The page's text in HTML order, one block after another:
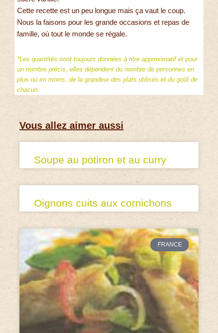
Cette recette est un peu longue mais ça vaut le coup.
Nous la faisons pour les grande occasions et repas de
famille, où tout le monde se régale.
*Les quantités sont toujours données à titre approximatif et pour
un nombre précis, elles dépendent du nombre de personnes en
plus ou en moins, de la grandeur des plats utilisés et du goût de
chacun.
Vous allez aimer aussi
Soupe au potiron et au curry
Oignons cuits aux cornichons
FRANCE